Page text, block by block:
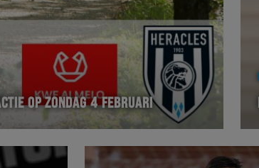
OP ZONDAG 4 FEBRUARI